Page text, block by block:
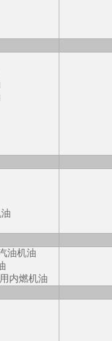
油机油
内燃机油